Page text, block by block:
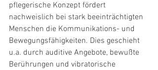
pflegerische Konzept fördert
nachweislich bei stark beeinträchtigten
Menschen die Kommunikations- und
Bewegungsfähigkeiten. Dies geschieht
u.a. durch auditive Angebote, bewußte
Berührungen und vibratorische